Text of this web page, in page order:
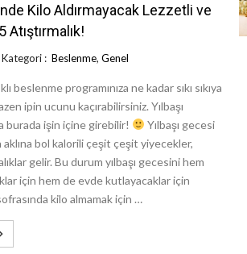
Kilo Aldırmayacak Lezzetli ve
Atıştırmalık!
Kategori : Beslenme, Genel
beslenme programınıza ne kadar sıkı sıkıya
ipin ucunu kaçırabilirsiniz. Yılbaşı
burada işin içine girebilir!
Yılbaşı gecesi
bol kalorili çeşit çeşit yiyecekler,
gelir. Bu durum yılbaşı gecesini hem
için hem de evde kutlayacaklar için
kilo almamak için …